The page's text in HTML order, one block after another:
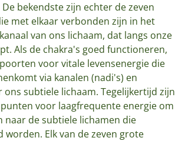
bekendste zijn echter de zeven
met elkaar verbonden zijn in het
van ons lichaam, dat langs onze
Als de chakra's goed functioneren,
voor vitale levensenergie die
via kanalen (nadi's) en
subtiele lichaam. Tegelijkertijd zijn
voor laagfrequente energie om
de subtiele lichamen die
Elk van de zeven grote